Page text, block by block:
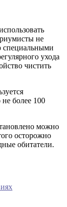
не
специальными
ухода
чистить
более 100
можно
осторожно
обитатели.